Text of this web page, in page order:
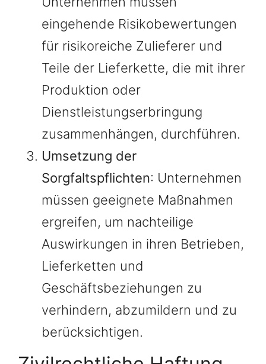
eingehende Risikobewertungen
für risikoreiche Zulieferer und
Teile der Lieferkette, die mit ihrer
Produktion oder
Dienstleistungserbringung
zusammenhängen, durchführen.
Umsetzung der
Sorgfaltspflichten: Unternehmen
müssen geeignete Maßnahmen
ergreifen, um nachteilige
Auswirkungen in ihren Betrieben,
Lieferketten und
Geschäftsbeziehungen zu
verhindern, abzumildern und zu
berücksichtigen.